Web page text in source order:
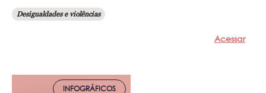
Desigualdades e violências
Acessar
INFOGRÁFICOS